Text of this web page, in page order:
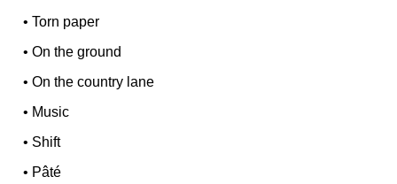
•Torn paper
•On the ground
•On the country lane
• Music
• Shift
• Pâté